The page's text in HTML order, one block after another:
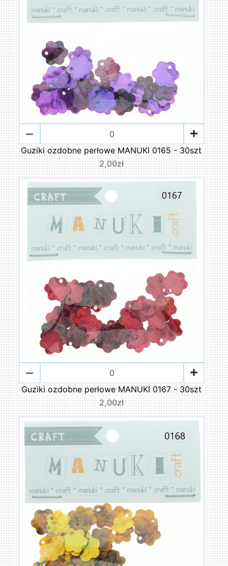
Guziki ozdobne perłowe MANUKI 0165 - 30szt
2,00zł
Guziki ozdobne perłowe MANUKI 0167 - 30szt
2,00zł